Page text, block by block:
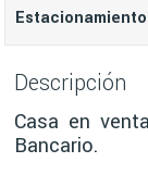
Descripción
Casa en
Bancario.